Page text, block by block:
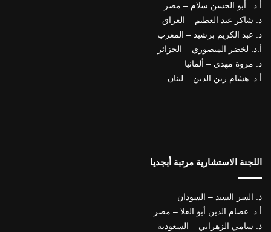
أ.د . أبو الحسن سلام – مصر
د. شاكر عبد العظيم – العراق
د. عبد الكريم برشيد – المغرب
أ.د. لخضر المنصوري – الجزائر
د. مروة مهدي – ألمانيا
أ.د. هشام زين الدين – لبنان
اللجنة الاستشارية مرتبة أبجديا
ذ. السر السيد – السودان
أ.د. عصام الدين أبو العلا – مصر
ذ. سامي الزهراني – السعودية